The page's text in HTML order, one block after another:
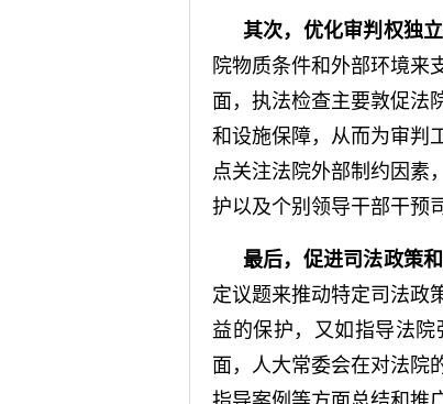
其次，优化审判权独
院物质条件和外部环境来
面，执法检查主要敦促法
和设施保障，从而为审判
点关注法院外部制约因素
护以及个别领导干部干预
最后，促进司法政策
定议题来推动特定司法政
益的保护，又如指导法
面，人大常委会在对法院